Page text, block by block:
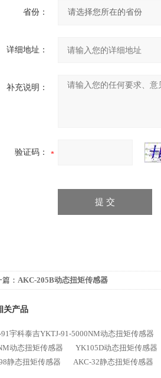
省份：
详细地址：
补充说明：
验证码：
： AKC-205B动态扭矩传感器
关产品
宇科泰吉YKTJ-91-5000NM动态扭矩传感器
动态扭矩传感器
YK105D动态扭矩传感器
静态扭矩传感器
AKC-32静态扭矩传感器